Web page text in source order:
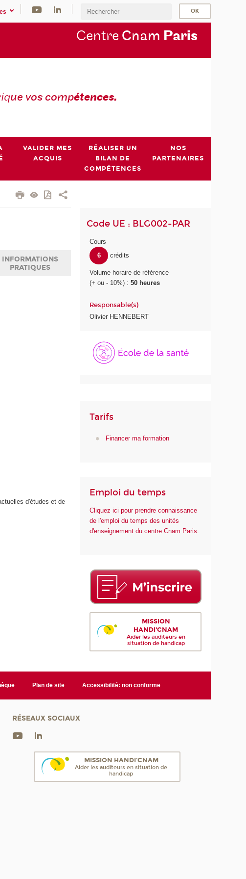
Centre Cnam Paris
ue vos compétences.
VALIDER MES
ACQUIS
RÉALISER UN
BILAN DE
COMPÉTENCES
NOS
PARTENAIRES
INFORMATIONS
PRATIQUES
d'études et de
Code UE : BLG002-PAR
Cours
6
crédits
Volume horaire de référence
(+ ou - 10%) :50 heures
Responsable(s)
Olivier HENNEBERT
Tarifs
Financer ma formation
Emploi du temps
Cliquez ici pour prendre connaissance
de l'emploi du temps des unités
d'enseignement du centre Cnam Paris.
MISSION
HANDI'CNAM
Aider les auditeurs en
situation de handicap
Plan de site Accessibilité: non conforme
RÉSEAUX SOCIAUX
MISSION HANDI'CNAM
Aider les auditeurs en situation de
handicap